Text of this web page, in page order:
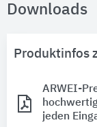
Downloads
Produktinfos
ARWEI-
jeden